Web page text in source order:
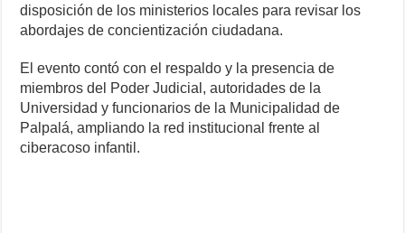
disposición de los ministerios locales para revisar los
abordajes de concientización ciudadana.
El evento contó con el respaldo y la presencia de
miembros del Poder Judicial, autoridades de la
Universidad y funcionarios de la Municipalidad de
Palpalá, ampliando la red institucional frente al
ciberacoso infantil.